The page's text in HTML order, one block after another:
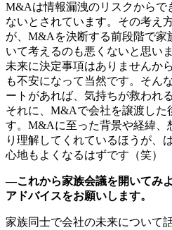
M&Aは情報漏洩のリスクからで
ないとされています。その考え
が、M&Aを決断する前段階で家
いて考えるのも悪くないと思いま
未来に決定事項はありませんか
も不安になって当然です。そん
ートがあれば、気持ちが救われ
それに、M&Aで会社を譲渡した
す。M&Aに至った背景や経緯、
り理解してくれているほうが、
心地もよくなるはずです（笑）
―これから家族会議を開いてみ
アドバイスをお願いします。
家族同士で会社の未来について